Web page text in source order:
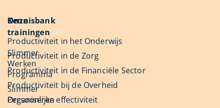
Onze
trainingen
Slimmer
Werken
Programma
Slimmer
Organiseren
Kennisbank
Productiviteit in het Onderwijs
Productiviteit in de Zorg
Productiviteit in de Financiële Sector
Productiviteit bij de Overheid
Persoonlijke effectiviteit